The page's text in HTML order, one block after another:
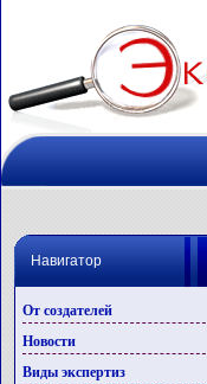
Навигатор
От создателей
Новости
Виды экспертиз